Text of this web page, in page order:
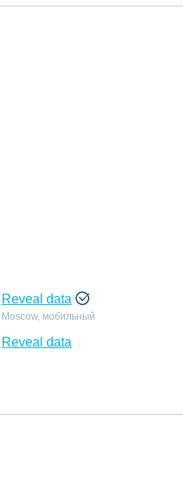
Reveal data
Moscow, мобильный
Reveal data